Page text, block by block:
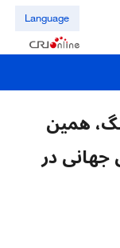
Language
همین
جهانی در